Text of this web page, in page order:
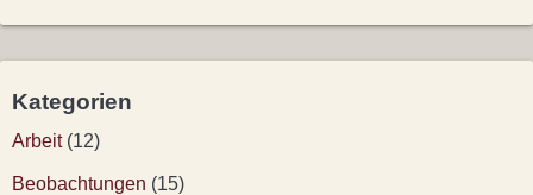
e
r
i
e
Kategorien
Arbeit(12)
Beobachtungen (15)